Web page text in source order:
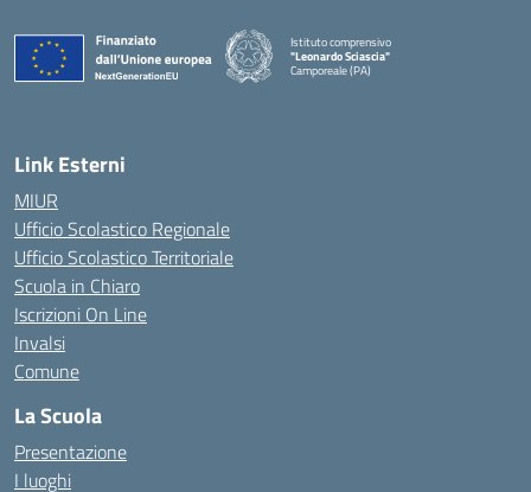
Istituto comprensivo
"Leonardo Sciascia"
Camporeale (PA)
— Visita la pagina iniziale della scuola
Link Esterni
MIUR
Ufficio Scolastico Regionale
Ufficio Scolastico Territoriale
Scuola in Chiaro
Iscrizioni On Line
Invalsi
Comune
La Scuola
Presentazione
I luoghi